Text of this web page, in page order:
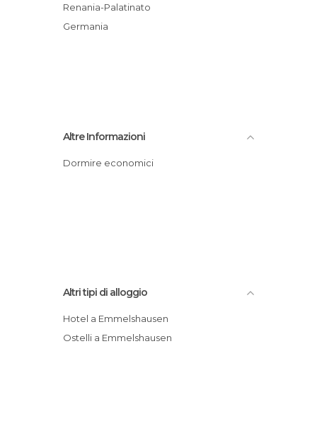
Renania-Palatinato
Germania
Altre Informazioni
Dormire economici
Altri tipi di alloggio
Hotel a Emmelshausen
Ostelli a Emmelshausen